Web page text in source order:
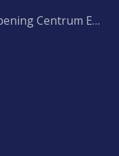
9 Mei 2026 Europadag - Opening Centrum Europa Experience